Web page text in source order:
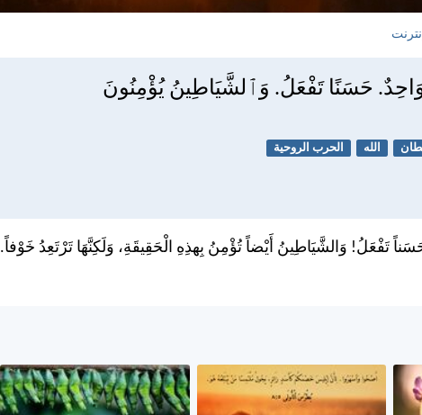
حَسَنًا تَفْعَلُ. وَٱلشَّيَاطِينُ يُؤْمِنُونَ
الله الحرب الروحية
تَفْعَلُ! وَالشَّيَاطِينُ أَيْضاً تُؤْمِنُ بِهذِهِ الْحَقِيقَةِ، وَلَكِنَّهَا تَرْتَعِدُ خَوْفاً.